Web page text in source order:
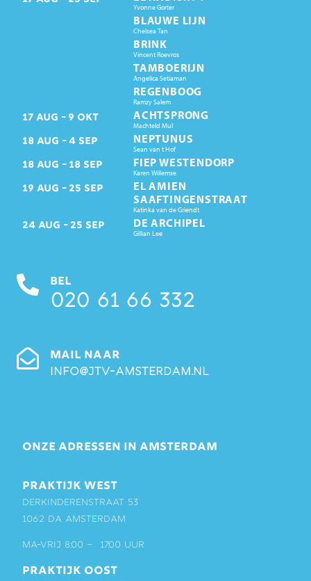
Yvonne Gorter
BLAUWE LIJN
Chelsea Tan
BRINK
Vincent Roevros
TAMBOERIJN
Angelica Setiaman
REGENBOOG
Ramzy Salem
17 AUG 9 OKT ACHTSPRONG
Machteld Mul
18 AUG 4 SEP NEPTUNUS
Sean van t Hof
18 AUG 18 SEP FIEP WESTENDORP
Karen Willemse
19 AUG 25 SEP
EL AMIEN
SAAFTINGENSTRAAT
Katinka van de Griendt
24 AUG 25 SEP DE ARCHIPEL
Gillian Lee
BEL
020 61 66 332
MAIL NAAR
info@jtv-amsterdam.nl
ONZE ADRESSEN IN AMSTERDAM
PRAKTIJK WEST
Derkinderenstraat 53
1062 DA Amsterdam
ma-vrij 8:00 – 17:00 uur
PRAKTIJK OOST